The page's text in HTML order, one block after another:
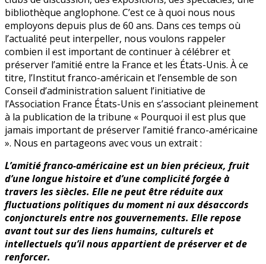
bibliothèque anglophone. C’est ce à quoi nous nous
employons depuis plus de 60 ans. Dans ces temps où
l’actualité peut interpeller, nous voulons rappeler
combien il est important de continuer à célébrer et
préserver l’amitié entre la France et les États-Unis. À ce
titre, l’Institut franco-américain et l’ensemble de son
Conseil d’administration saluent l’initiative de
l’Association France États-Unis en s’associant pleinement
à la publication de la tribune « Pourquoi il est plus que
jamais important de préserver l’amitié franco-américaine
». Nous en partageons avec vous un extrait :
L’amitié franco-américaine est un bien précieux, fruit
d’une longue histoire et d’une complicité forgée à
travers les siècles. Elle ne peut être réduite aux
fluctuations politiques du moment ni aux désaccords
conjoncturels entre nos gouvernements. Elle repose
avant tout sur des liens humains, culturels et
intellectuels qu’il nous appartient de préserver et de
renforcer.